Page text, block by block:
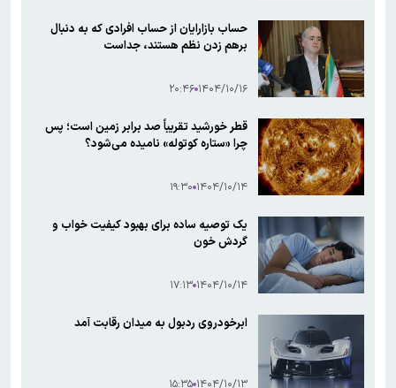
حساب بازارایان از حساب افرادی که به دنبال
برهم زدن نظم هستند، جداست
۱۴۰۴/۱۰/۱۶ ۲۰:۴۶
قطر خورشید تقریباً صد برابر زمین است؛ پس
چرا «ستاره کوتوله» نامیده می‌شود؟
۱۴۰۴/۱۰/۱۴ ۱۹:۳۰
یک توصیه ساده برای بهبود کیفیت خواب و
گردش خون
۱۴۰۴/۱۰/۱۴ ۱۷:۱۳
ابرخودروی ردبول به میدان رقابت آمد
۱۴۰۴/۱۰/۱۳ ۱۵:۳۵